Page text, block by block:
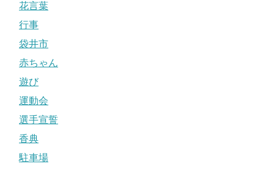
花言葉
行事
袋井市
赤ちゃん
遊び
運動会
選手宣誓
香典
駐車場